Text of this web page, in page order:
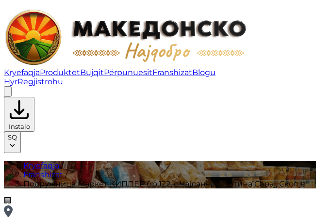
Подружница Маркет КИППЕР бр.122, с.Чајлане, Општина Сарај, Скопје |
KryefaqjaProduktetBujqitPërpunuesitFranshizatBlogu
HyrRegjistrohu
Instalo
SQ
Kryefaqja/
Franshizat/
Подружница Маркет КИППЕР бр.122, с.Чајлане, Општина Сарај, Скопје
🏢